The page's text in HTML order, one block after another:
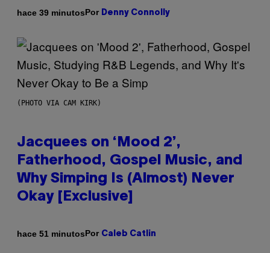
hace 39 minutosPor Denny Connolly
(PHOTO VIA CAM KIRK)
Jacquees on ‘Mood 2’,
Fatherhood, Gospel Music, and
Why Simping Is (Almost) Never
Okay [Exclusive]
hace 51 minutosPor Caleb Catlin